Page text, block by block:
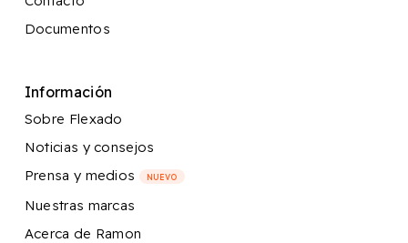
Documentos
Información
Sobre Flexado
Noticias y consejos
Prensa y medios
NUEVO
Nuestras marcas
Acerca de Ramon